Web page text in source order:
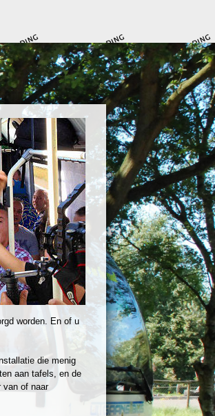
worden. En of u
die menig
aan tafels, en de
van of naar